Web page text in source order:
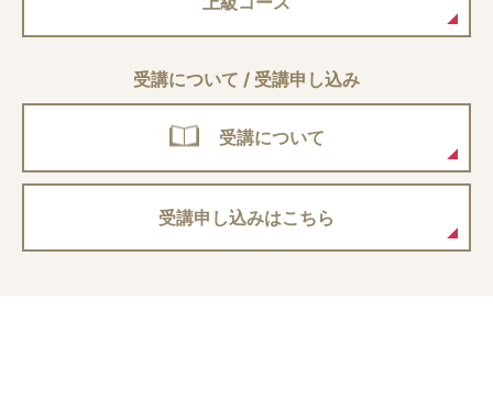
受講について / 受講申し込み
受講について
受講申し込みはこちら